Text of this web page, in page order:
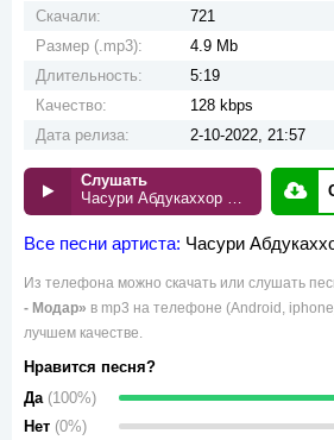
Скачали:
721
Размер (.mp3):
4.9 Mb
Длительность:
5:19
Качество:
128 kbps
Дата релиза:
2-10-2022, 21:57
Слушать
Часури Абдукаххор - Модар
Все песни артиста: Часури
Из телефона можно скачать или слушать
- Модар» в mp3 на телефоне (Android,
лучшем качестве.
Нравится песня?
Да (100%)
Нет (0%)